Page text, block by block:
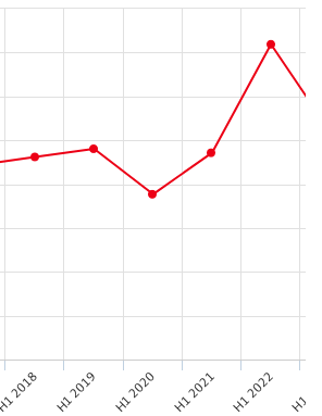
H1 2018 H1 2019 H1 2020 H1 2021 H1 2022 H1